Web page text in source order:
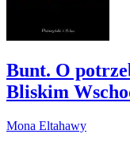
Bunt. O
Bliskim
Mona Eltahawy